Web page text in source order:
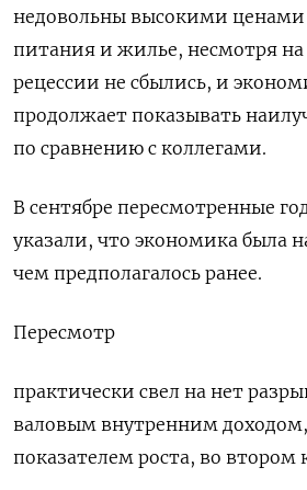
недовольны высокими ценами
питания и жилье, несмотря на
рецессии не сбылись, и
продолжает показывать
по сравнению с коллегами.
В сентябре пересмотренные
указали, что экономика была
чем предполагалось ранее.
Пересмотр
практически свел на нет
валовым внутренним
показателем роста, во втором